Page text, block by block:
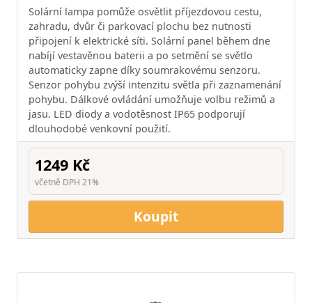
Solární lampa pomůže osvětlit příjezdovou cestu,
zahradu, dvůr či parkovací plochu bez nutnosti
připojení k elektrické síti. Solární panel během dne
nabíjí vestavěnou baterii a po setmění se světlo
automaticky zapne díky soumrakovému senzoru.
Senzor pohybu zvýší intenzitu světla při zaznamenání
pohybu. Dálkové ovládání umožňuje volbu režimů a
jasu. LED diody a vodotěsnost IP65 podporují
dlouhodobé venkovní použití.
1249 Kč
včetně DPH 21%
Koupit